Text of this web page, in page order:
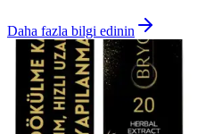
Daha fazla bilgi edinin